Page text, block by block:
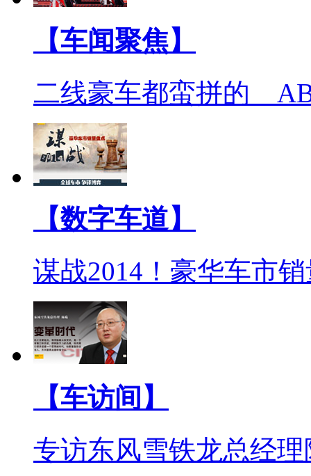
【车闻聚焦】
二线豪车都蛮拼的
【数字车道】
谋战2014！豪华车市
【车访间】
专访东风雪铁龙总经